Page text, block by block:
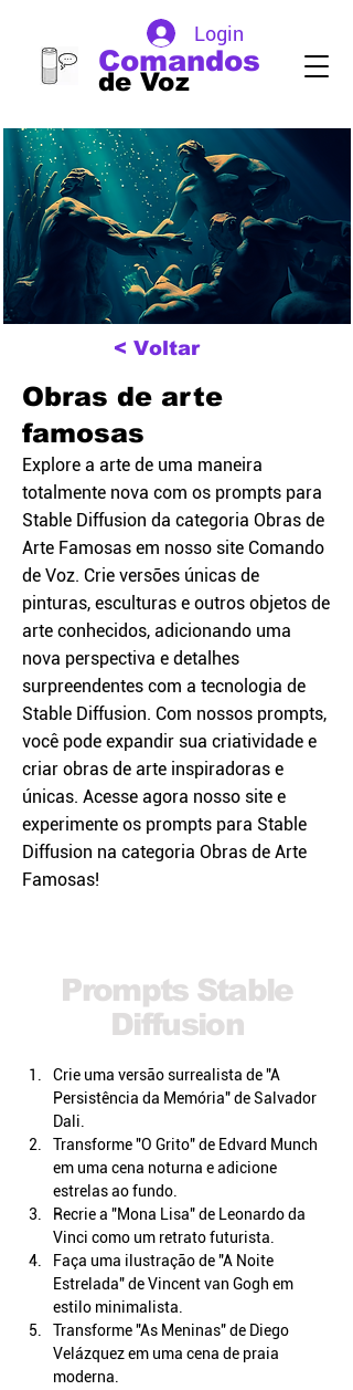
de Voz
Comandos
Login
< Voltar
Obras de arte
famosas
Explore a arte de uma maneira
totalmente nova com os prompts para
Stable Diffusion da categoria Obras de
Arte Famosas em nosso site Comando
de Voz. Crie versões únicas de
pinturas, esculturas e outros objetos de
arte conhecidos, adicionando uma
nova perspectiva e detalhes
surpreendentes com a tecnologia de
Stable Diffusion. Com nossos prompts,
você pode expandir sua criatividade e
criar obras de arte inspiradoras e
únicas. Acesse agora nosso site e
experimente os prompts para Stable
Diffusion na categoria Obras de Arte
Famosas!
Prompts Stable
Diffusion
Crie uma versão surrealista de "A
Persistência da Memória" de Salvador
Dali.
Transforme "O Grito" de Edvard Munch
em uma cena noturna e adicione
estrelas ao fundo.
Recrie a "Mona Lisa" de Leonardo da
Vinci como um retrato futurista.
Faça uma ilustração de "A Noite
Estrelada" de Vincent van Gogh em
estilo minimalista.
Transforme "As Meninas" de Diego
Velázquez em uma cena de praia
moderna.